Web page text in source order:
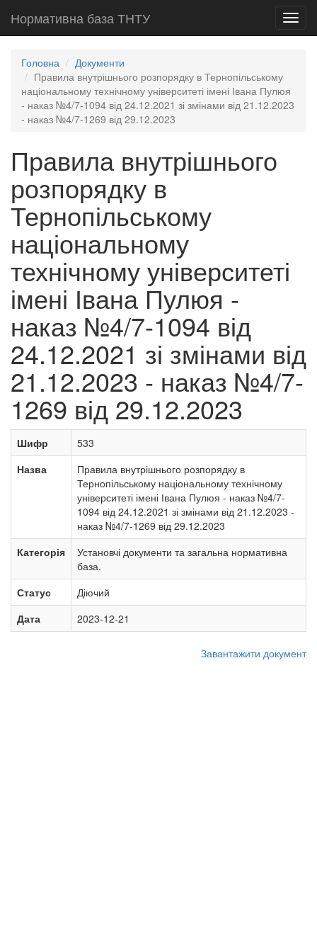
Нормативна база ТНТУ
Головна
Документи
Правила внутрішнього розпорядку в Тернопільському
національному технічному університеті імені Івана Пулюя
- наказ №4/7-1094 від 24.12.2021 зі змінами від 21.12.2023
- наказ №4/7-1269 від 29.12.2023
Правила внутрішнього
розпорядку в
Тернопільському
національному
технічному університеті
імені Івана Пулюя -
наказ №4/7-1094 від
24.12.2021 зі змінами від
21.12.2023 - наказ №4/7-
1269 від 29.12.2023
Шифр
533
Назва
Правила внутрішнього розпорядку в
Тернопільському національному технічному
університеті імені Івана Пулюя - наказ №4/7-
1094 від 24.12.2021 зі змінами від 21.12.2023 -
наказ №4/7-1269 від 29.12.2023
Категорія
Установчі документи та загальна нормативна
база.
Статус
Діючий
Дата
2023-12-21
Завантажити документ